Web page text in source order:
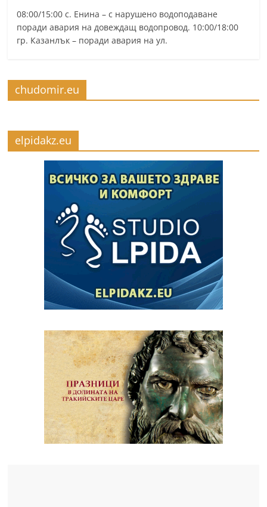
08:00/15:00 с. Енина – с нарушено водоподаване
поради авария на довеждащ водопровод. 10:00/18:00
гр. Казанлък – поради авария на ул.
chudomir.eu
elpidakz.eu